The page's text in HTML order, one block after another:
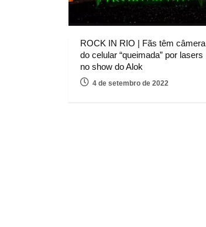
ROCK IN RIO | Fãs têm câmera
do celular “queimada” por lasers
no show do Alok
4 de setembro de 2022